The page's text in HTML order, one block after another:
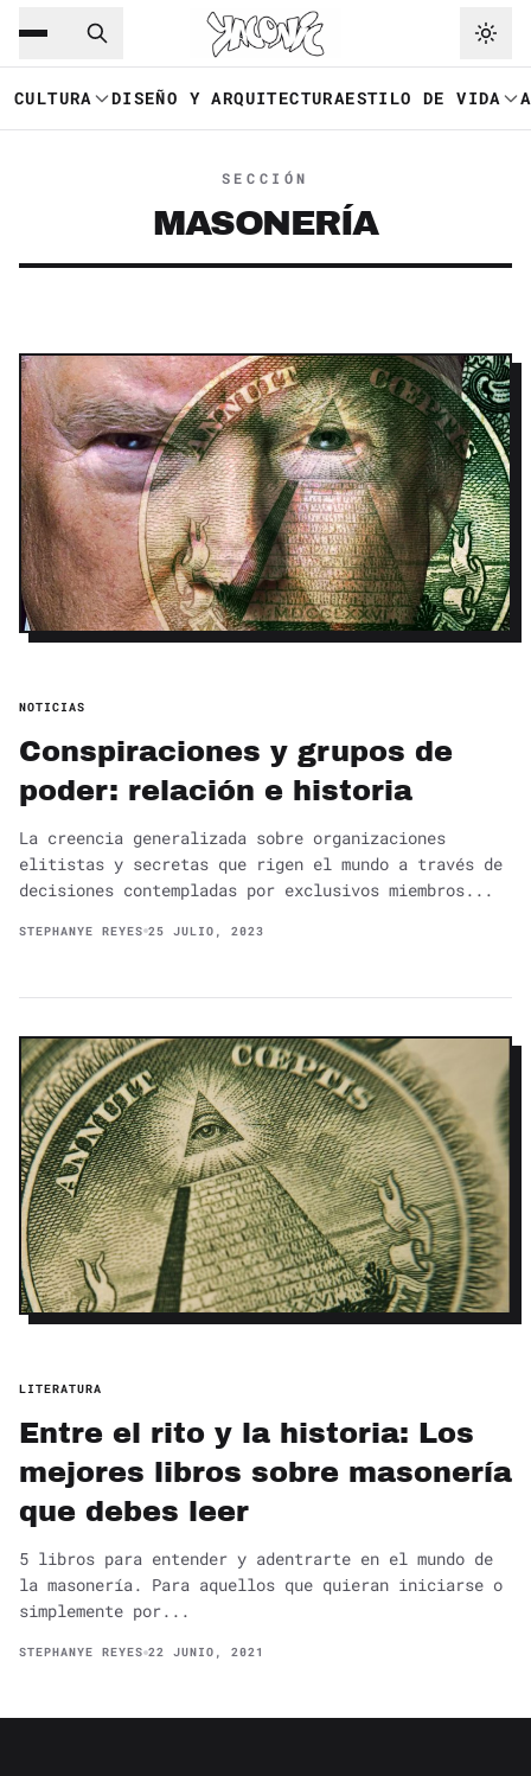
Saltar al contenido principal
CULTURA DISEÑO Y ARQUITECTURAESTILO DE VIDA
SECCIÓN
MASONERÍA
NOTICIAS
Conspiraciones y grupos de
poder: relación e historia
La creencia generalizada sobre organizaciones
elitistas y secretas que rigen el mundo a través de
decisiones contempladas por exclusivos miembros...
STEPHANYE REYES 25 JULIO, 2023
LITERATURA
Entre el rito y la historia: Los
mejores libros sobre masonería
que debes leer
5 libros para entender y adentrarte en el mundo de
la masonería. Para aquellos que quieran iniciarse o
simplemente por...
STEPHANYE REYES 22 JUNIO, 2021